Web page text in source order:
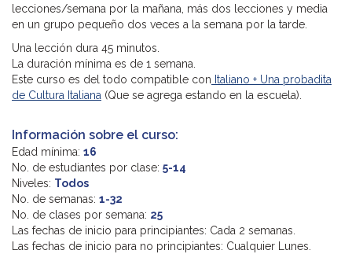
lecciones/semana por la mañana, más dos lecciones y media
en un grupo pequeño dos veces a la semana por la tarde.
Una lección dura 45 minutos.
La duración mínima es de 1 semana.
Este curso es del todo compatible con Italiano + Una probadita
de Cultura Italiana (Que se agrega estando en la escuela).
Información sobre el curso:
Edad mínima: 16
No. de estudiantes por clase: 5-14
Niveles: Todos
No. de semanas: 1-32
No. de clases por semana: 25
Las fechas de inicio para principiantes: Cada 2 semanas.
Las fechas de inicio para no principiantes: Cualquier Lunes.